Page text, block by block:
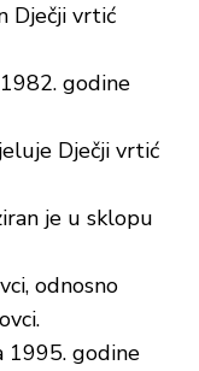
Dječji vrtić
godine
Dječji vrtić
je u sklopu
odnosno
1995. godine